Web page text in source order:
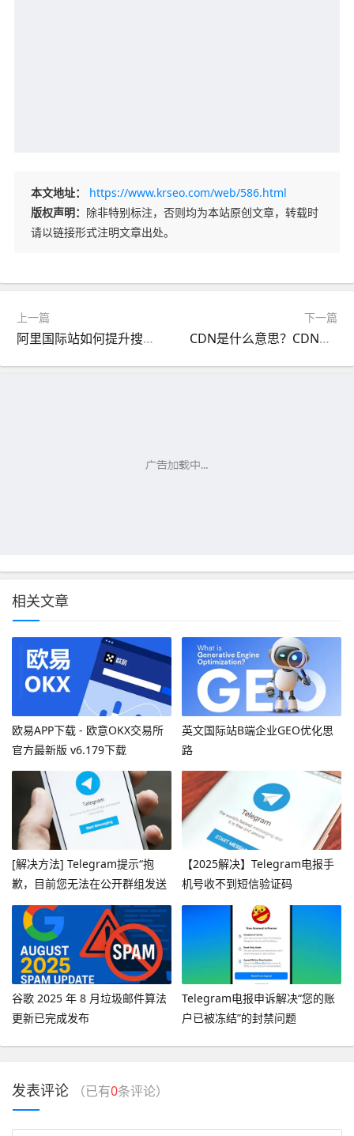
本文地址：
https://www.krseo.com/web/586.html
版权声明： 除非特别标注，否则均为本站原创文章，转载时
请以链接形式注明文章出处。
上一篇
阿里国际站如何提升搜索权重及优化自然排名？
下一篇
CDN是什么意思？CDN加速技术是什么？
相关文章
欧易APP下载 - 欧意OKX交易所
官方最新版 v6.179下载
英文国际站B端企业GEO优化思
路
[解决方法] Telegram提示“抱
歉，目前您无法在公开群组发送
消息”
【2025解决】Telegram电报手
机号收不到短信验证码
谷歌 2025 年 8 月垃圾邮件算法
更新已完成发布
Telegram电报申诉解决“您的账
户已被冻结”的封禁问题
发表评论 （已有0条评论）